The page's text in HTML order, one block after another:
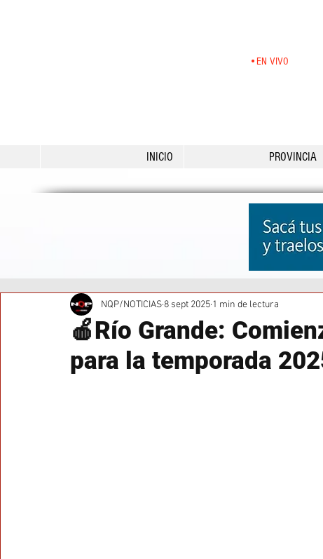
•EN VIVO
INICIO PROVINCIA
🍎Río Grande:
para la temporada
NQP/NOTICIAS 8 sept 2025 1 min de lectura